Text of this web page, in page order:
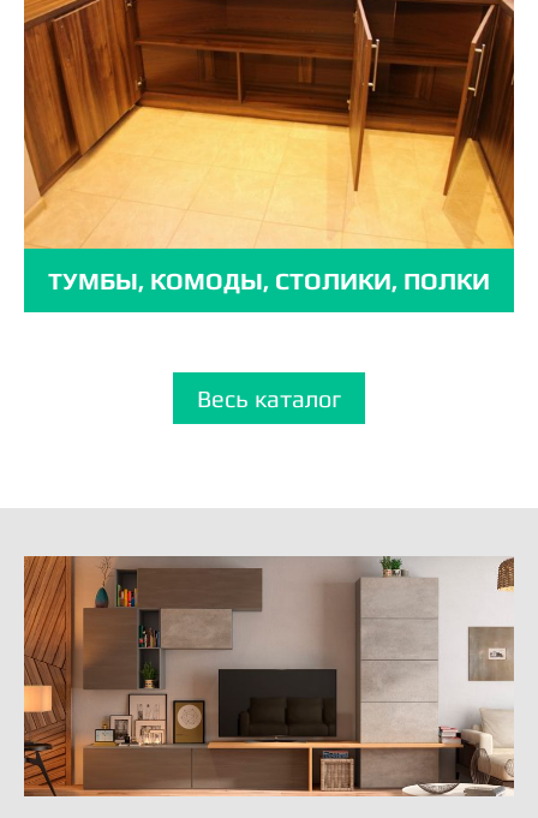
ТУМБЫ, КОМОДЫ, СТОЛИКИ, ПОЛКИ
Весь каталог